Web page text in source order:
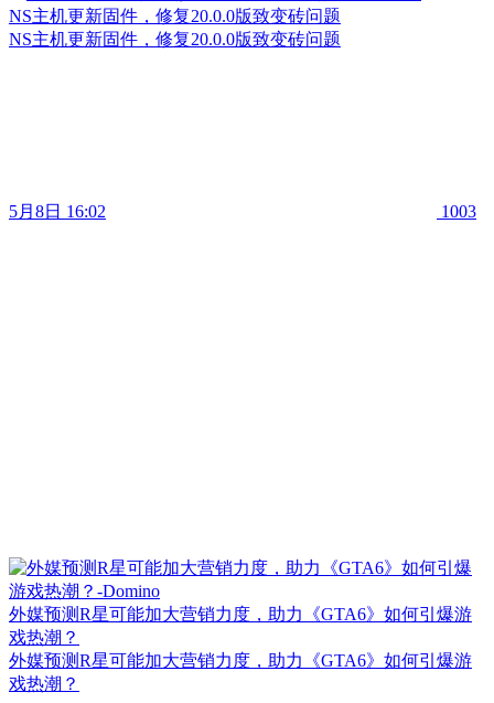
NS主机更新固件，修复20.0.0版致变砖问题
NS主机更新固件，修复20.0.0版致变砖问题
5月8日 16:02 1003
外媒预测R星可能加大营销力度，助力《GTA6》如何引爆游
戏热潮？
外媒预测R星可能加大营销力度，助力《GTA6》如何引爆游
戏热潮？